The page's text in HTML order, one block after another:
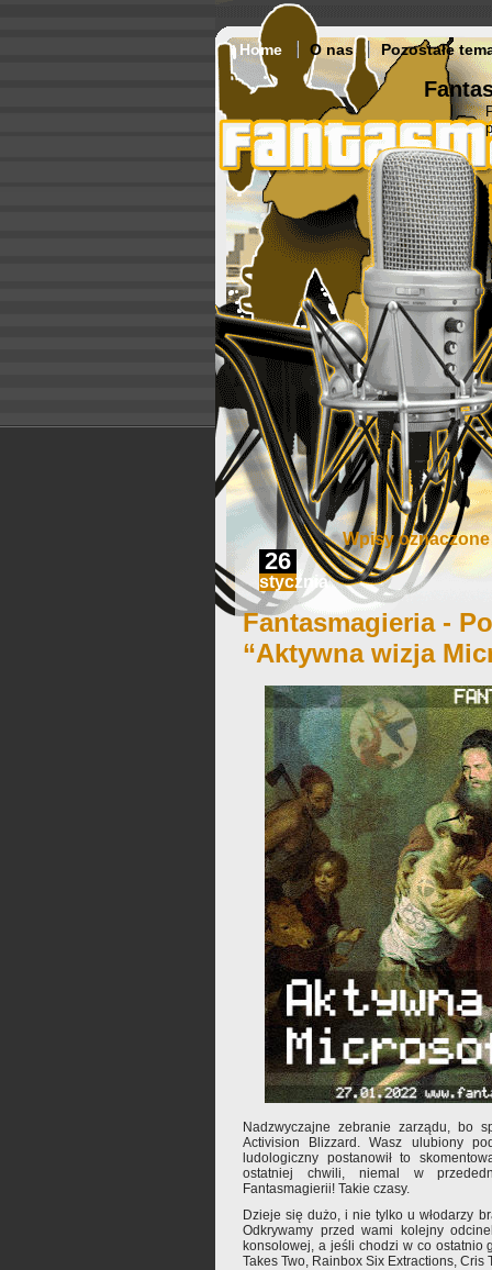
Home O nas Pozostałe
Wpisy oznaczone
26
stycznia
Fantasmagieria -
“Aktywna wizja
Nadzwyczajne zebranie zarządu, bo
Activision Blizzard. Wasz ulubiony
ludologiczny postanowił to
ostatniej chwili, niemal w
Fantasmagierii! Takie czasy.
Dzieje się dużo, i nie tylko u włodarzy
Odkrywamy przed wami kolejny
konsolowej, a jeśli chodzi w co ostatnio
Takes Two, Rainbox Six Extractions, Cris